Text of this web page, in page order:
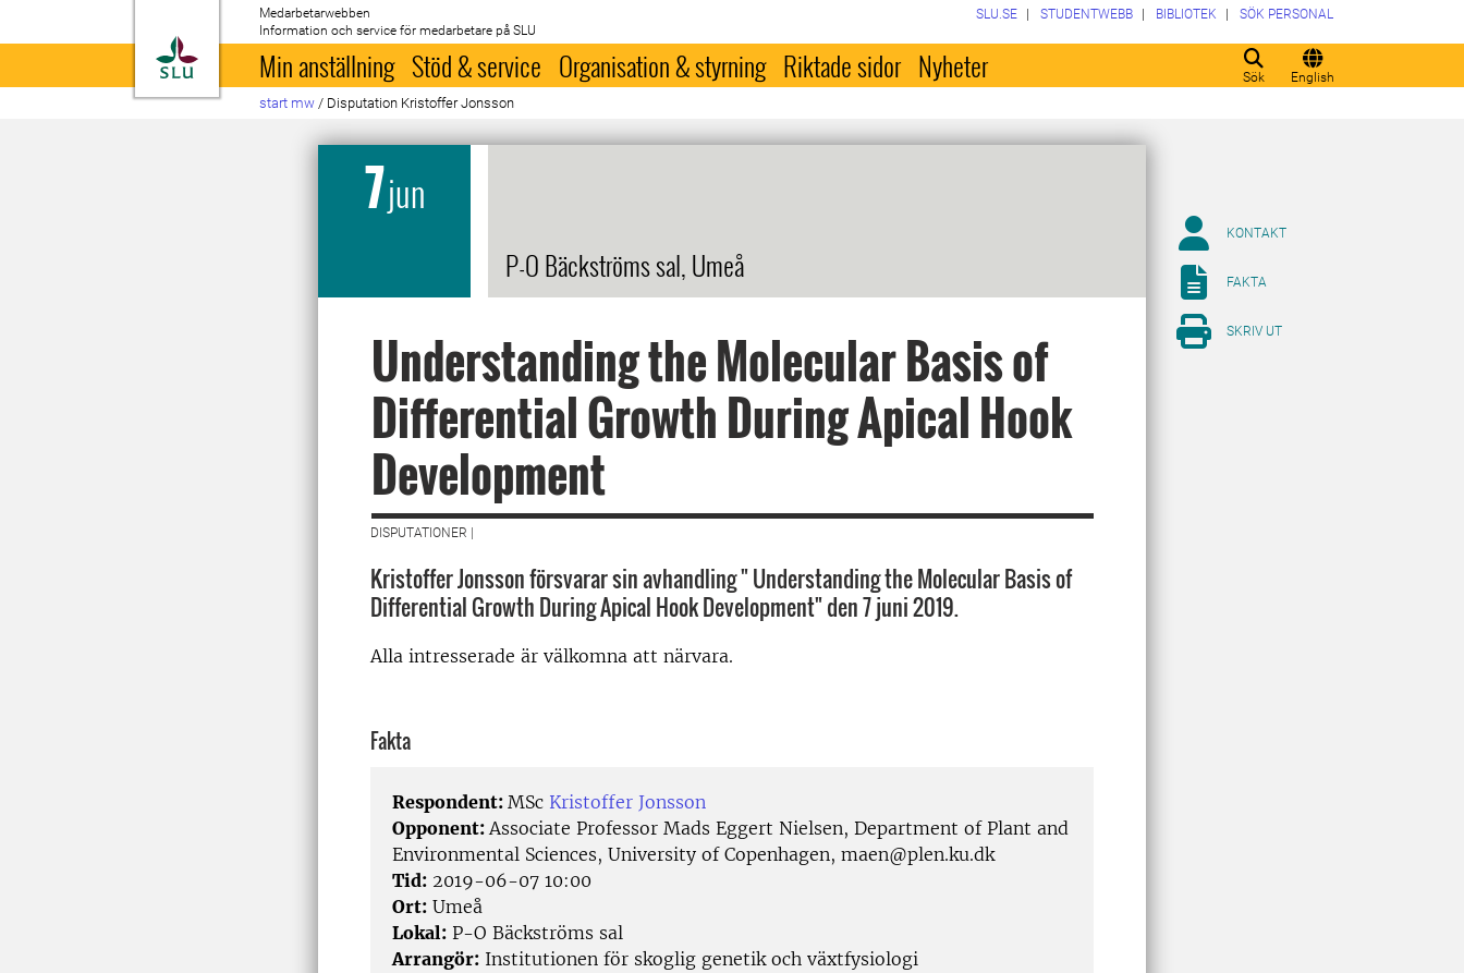
Till startsida
Medarbetarwebben
Information och service för medarbetare på SLU
Sök English
SLU.SE STUDENTWEBB BIBLIOTEK SÖK PERSONAL
Min anställning Stöd & service Organisation & styrning Riktade sidor Nyheter
start mw / Disputation Kristoffer Jonsson
7jun
P-O Bäckströms sal, Umeå
Understanding the Molecular Basis of
Differential Growth During Apical Hook
Development
DISPUTATIONER |
Kristoffer Jonsson försvarar sin avhandling " Understanding the Molecular Basis of
Differential Growth During Apical Hook Development" den 7 juni 2019.
Alla intresserade är välkomna att närvara.
Fakta
Respondent: MSc Kristoffer Jonsson
Opponent:Associate Professor Mads Eggert Nielsen, Department of Plant and
Environmental Sciences, University of Copenhagen, maen@plen.ku.dk
Tid: 2019-06-07 10:00
Ort: Umeå
Lokal: P-O Bäckströms sal
Arrangör: Institutionen för skoglig genetik och växtfysiologi
KONTAKT
FAKTA
SKRIV UT